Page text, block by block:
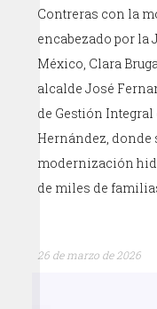
Contreras con la
encabezado por la
México, Clara
alcalde José
de Gestión Integral
Hernández, donde
modernización
de miles de
26 de marzo de 2026